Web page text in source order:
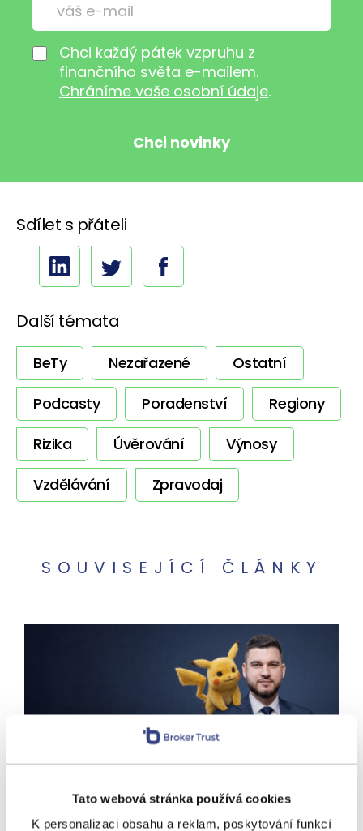
Tato webová stránka používá cookies
K personalizaci obsahu a reklam, poskytování funkcí
Chci každý pátek vzpruhu z
finančního světa e-mailem.
Chráníme vaše osobní údaje.
Sdílet s přáteli
Další témata
BeTy Nezařazené
Ostatní
Podcasty
Poradenství
Regiony
Rizika
Úvěrování
Výnosy
Vzdělávání
Zpravodaj
SOUVISEJÍCÍ ČLÁNKY
Chytit je všechny? Jako
investici ne. Spekulace